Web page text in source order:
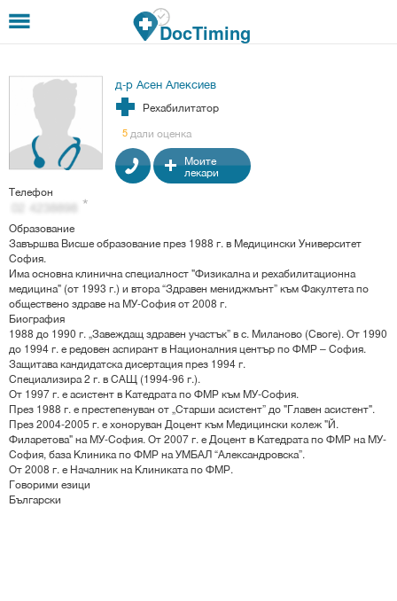
Премини към основното съдържание
DocTiming
д-р Асен Алексиев
Рехабилитатор
5 дали оценка
Моите
лекари
Телефон
Образование
Завършва Висше образование през 1988 г. в Медицински Университет
София.
Има основна клинична специалност "Физикална и рехабилитационна
медицина" (от 1993 г.) и втора “Здравен мениджмънт” към Факултета по
обществено здраве на МУ-София от 2008 г.
Биография
1988 до 1990 г. „Завеждащ здравен участък” в с. Миланово (Своге). От 1990
до 1994 г. е редовен аспирант в Националния център по ФМР – София.
Защитава кандидатска дисертация през 1994 г.
Специализира 2 г. в САЩ (1994-96 г.).
От 1997 г. е асистент в Катедрата по ФМР към МУ-София.
През 1988 г. е престепенуван от „Старши асистент” до "Главен асистент".
През 2004-2005 г. е хоноруван Доцент към Медицински колеж "Й.
Филаретова" на МУ-София. От 2007 г. е Доцент в Катедрата по ФМР на МУ-
София, база Клиника по ФМР на УМБАЛ “Александровска”.
От 2008 г. е Началник на Клиниката по ФМР.
Говорими езици
Български